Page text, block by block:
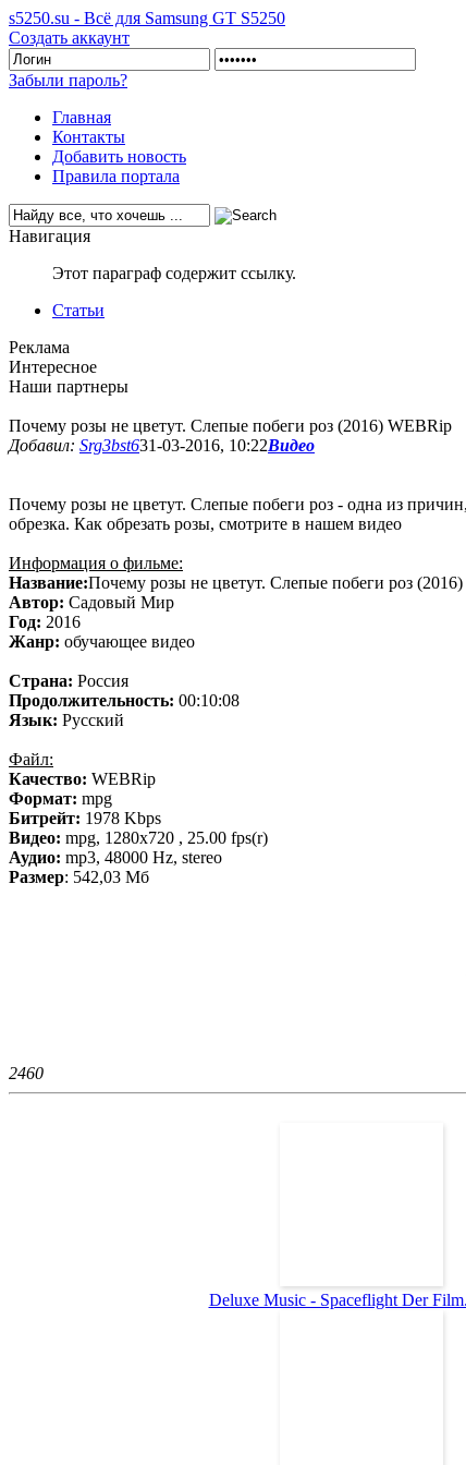
s5250.su - Всё для Samsung GT S5250
Создать аккаунт
Забыли пароль?
Главная
Контакты
Добавить новость
Правила портала
Навигация
Этот параграф содержит ссылку.
Статьи
Реклама
Интересное
Наши партнеры
Почему розы не цветут. Слепые побеги роз (2016) WEBRip
Добавил: Srg3bst631-03-2016, 10:22Видео
Почему розы не цветут. Слепые побеги роз - одна из
обрезка. Как обрезать розы, смотрите в нашем видео
Информация о фильме:
Название:Почему розы не цветут. Слепые побеги роз
Автор: Садовый Мир
Год: 2016
Жанр: обучающее видео
Страна: Россия
Продолжительность: 00:10:08
Язык: Русский
Файл:
Качество: WEBRip
Формат: mpg
Битрейт: 1978 Kbps
Видео: mpg, 1280х720 , 25.00 fps(r)
Аудио: mp3, 48000 Hz, stereo
Размер: 542,03 Мб
2460
Deluxe Music - Spaceflight Der